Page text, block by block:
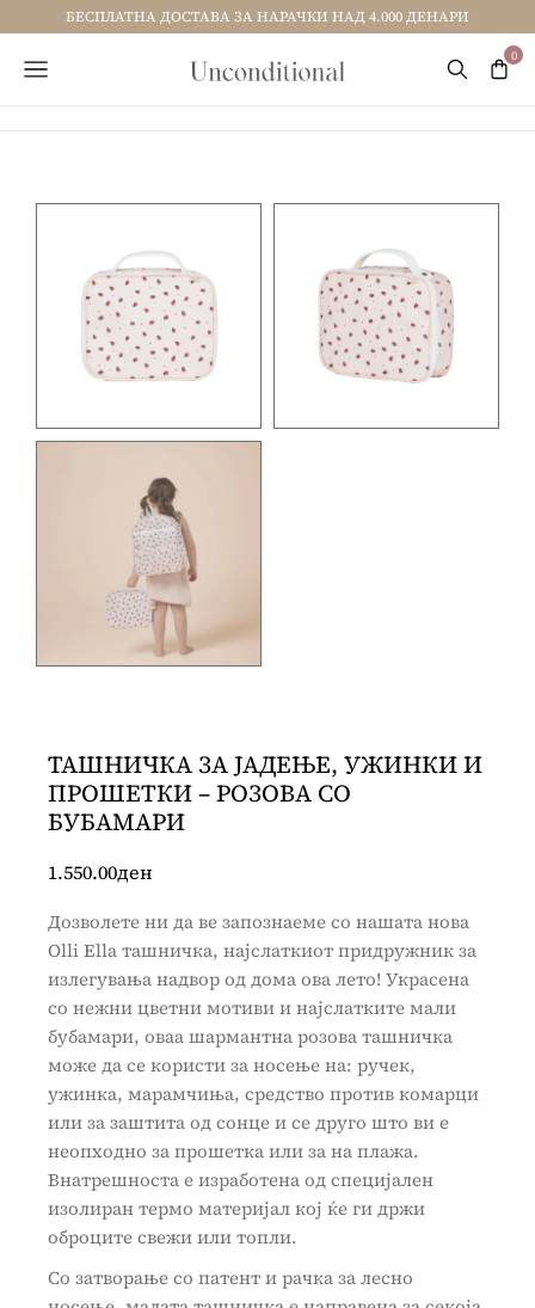
БЕСПЛАТНА ДОСТАВА ЗА НАРАЧКИ НАД 4.000 ДЕНАРИ
ТАШНИЧКА ЗА ЈАДЕЊЕ, УЖИНКИ И
ПРОШЕТКИ – РОЗОВА СО
БУБАМАРИ
1.550.00ден
Дозволете ни да ве запознаеме со нашата нова
Olli Ella ташничка, најслаткиот придружник за
излегувања надвор од дома ова лето! Украсена
со нежни цветни мотиви и најслатките мали
бубамари, оваа шармантна розова ташничка
може да се користи за носење на: ручек,
ужинка, марамчиња, средство против комарци
или за заштита од сонце и се друго што ви е
неопходно за прошетка или за на плажа.
Внатрешноста е изработена од специјален
изолиран термо материјал кој ќе ги држи
оброците свежи или топли.
Со затворање со патент и рачка за лесно